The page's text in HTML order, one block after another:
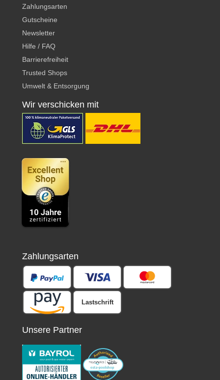
Zahlungsarten
Gutscheine
Newsletter
Hilfe / FAQ
Barrierefreiheit
Trusted Shops
Umwelt & Entsorgung
Wir verschicken mit
Zahlungsarten
Lastschrift
Unsere Partner